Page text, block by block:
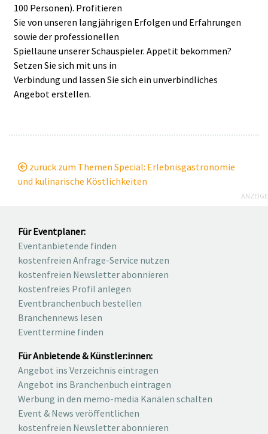
100 Personen). Profitieren
Sie von unseren langjährigen Erfolgen und Erfahrungen
sowie der professionellen
Spiellaune unserer Schauspieler. Appetit bekommen?
Setzen Sie sich mit uns in
Verbindung und lassen Sie sich ein unverbindliches
Angebot erstellen.
zurück zum Themen Special: Erlebnisgastronomie
und kulinarische Köstlichkeiten
ANZEIGE
Für Eventplaner:
Eventanbietende finden
kostenfreien Anfrage-Service nutzen
kostenfreien Newsletter abonnieren
kostenfreies Profil anlegen
Eventbranchenbuch bestellen
Branchennews lesen
Eventtermine finden
Für Anbietende & Künstler:innen:
Angebot ins Verzeichnis eintragen
Angebot ins Branchenbuch eintragen
Werbung in den memo-media Kanälen schalten
Event & News veröffentlichen
kostenfreien Newsletter abonnieren